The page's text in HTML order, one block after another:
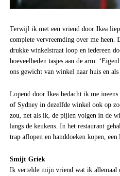
Terwijl ik met een vriend door Ikea
complete vervreemding over me heen.
drukke winkelstraat loop en iedereen
hoeveelheden tasjes aan de arm.
ons gewicht van winkel naar huis en
Lopend door Ikea bedacht ik me
of Sydney in dezelfde winkel ook op
zou, net als ik, de pijlen volgen in de
langs de keukens. In het restaurant
trap aflopen en handdoeken kopen,
Smijt Griek
Ik vertelde mijn vriend wat ik allemaal